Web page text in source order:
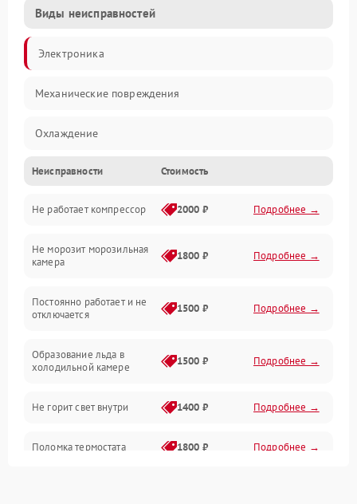
Виды неисправностей
Электроника
Механические повреждения
Охлаждение
Механика
Электропитание
Дренаж
Неисправности Стоимость
Не работает компрессор 2000 ₽ Подробнее →
Не морозит морозильная
камера
1800 ₽ Подробнее →
Постоянно работает и не
отключается
1500 ₽ Подробнее →
Образование льда в
холодильной камере
1500 ₽ Подробнее →
Не горит свет внутри 1400 ₽ Подробнее →
Поломка термостата 1800 ₽ Подробнее →